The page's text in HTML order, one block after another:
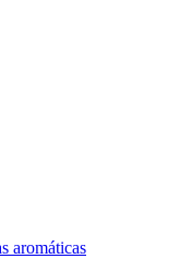
aromáticas